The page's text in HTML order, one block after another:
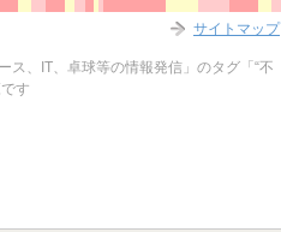
ス、IT、卓球等の情報発信」のタグ「“不
す
サイトマップ